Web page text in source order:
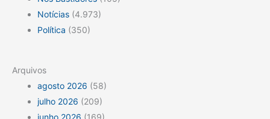
Notícias (4.973)
Política (350)
Arquivos
agosto 2026 (58)
julho 2026 (209)
junho 2026 (169)